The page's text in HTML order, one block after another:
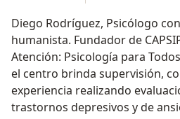
Diego Rodríguez, Psicólogo
humanista. Fundador de
Atención: Psicología para
el centro brinda supervisión,
experiencia realizando
trastornos depresivos y de